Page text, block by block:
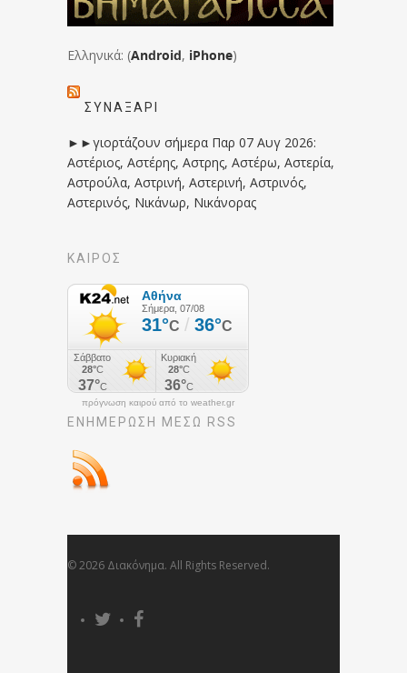
Ελληνικά: (Android, iPhone)
ΣΥΝΑΞΆΡΙ
►►γιορτάζουν σήμερα Παρ 07 Αυγ 2026:
Αστέριος, Αστέρης, Αστρης, Αστέρω, Αστερία,
Αστρούλα, Αστρινή, Αστερινή, Αστρινός,
Αστερινός, Νικάνωρ, Νικάνορας
ΚΑΙΡΟΣ
πρόγνωση καιρού από το weather.gr
ΕΝΗΜΈΡΩΣΉ ΜΕΣΩ RSS
© 2026 Διακόνημα. All Rights Reserved.